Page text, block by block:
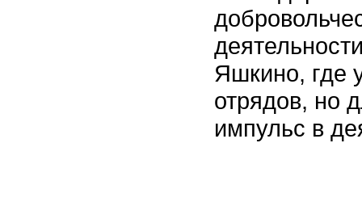
Яшкино, где
отрядов, но
импульс в